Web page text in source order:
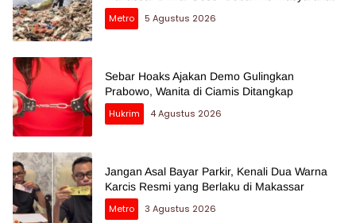
Metro
5 Agustus 2026
Sebar Hoaks Ajakan Demo Gulingkan
Prabowo, Wanita di Ciamis Ditangkap
Hukrim
4 Agustus 2026
Jangan Asal Bayar Parkir, Kenali Dua Warna
Karcis Resmi yang Berlaku di Makassar
Metro
3 Agustus 2026